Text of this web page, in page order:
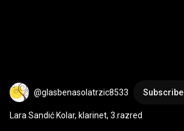
@glasbenasolatrzic8533 Subscribe
Lara Sandić Kolar, klarinet, 3.razred